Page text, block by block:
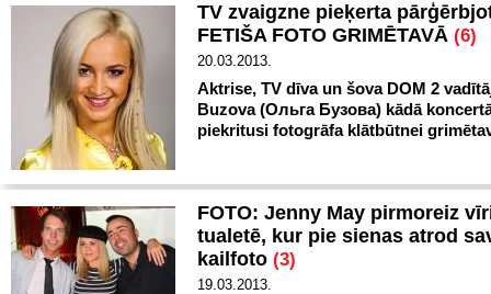
TV zvaigzne pieķerta
FETIŠA FOTO GRIMĒTAVĀ (6)
20.03.2013.
Aktrise, TV dīva un šova DOM 2
Buzova (Ольга Бузова) kādā
piekritusi fotogrāfa klātbūtnei
FOTO: Jenny May pirmoreiz
tualetē, kur pie sienas atrod
kailfoto (3)
19.03.2013.